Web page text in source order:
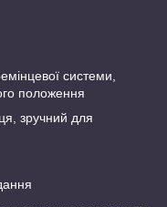
системи,
положення
зручний для